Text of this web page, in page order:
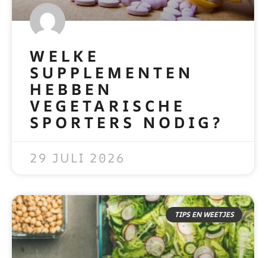
WELKE
SUPPLEMENTEN
HEBBEN
VEGETARISCHE
SPORTERS NODIG?
29 JULI 2026
TIPS EN WEETJES